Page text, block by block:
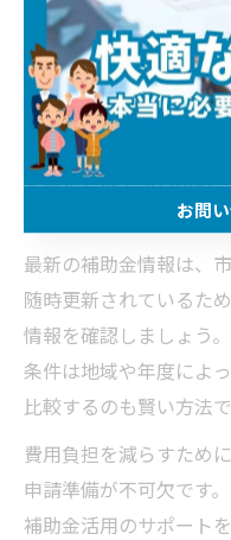
埼玉県内では、屋根工
助金制度が年々拡充さ
エネリフォーム、台風
となりやすい傾向です
を満たせば工事費用の
最新の補助金情報は、
随時更新されているた
情報を確認しましょう
条件は地域や年度によ
比較するのも賢い方法で
費用負担を減らすため
申請準備が不可欠です
補助金活用のサポート
お問
お問